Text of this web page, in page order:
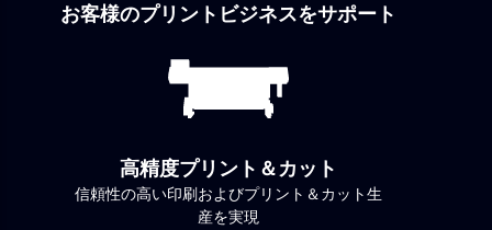
お客様のプリントビジネスをサポート
高精度プリント＆カット
信頼性の高い印刷およびプリント＆カット生
産を実現